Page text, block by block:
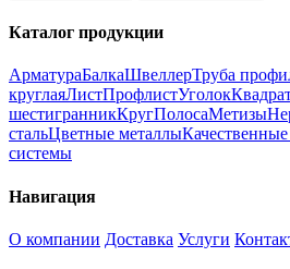
Каталог продукции
АрматураБалкаШвеллерТруба
круглаяЛистПрофлистУголок
шестигранникКругПолосаМетизы
стальЦветные металлыКачественные
системы
Навигация
О компании Доставка Услуги